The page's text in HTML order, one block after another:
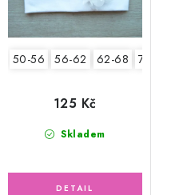
8650-56 56-62 62-68 74-86
Skladem
125 Kč